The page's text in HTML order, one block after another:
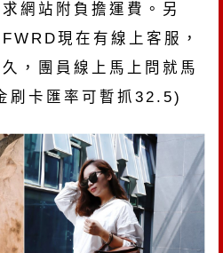
網站附負擔運費。另
現在有線上客服，
，團員線上馬上問就馬
刷卡匯率可暫抓32.5)